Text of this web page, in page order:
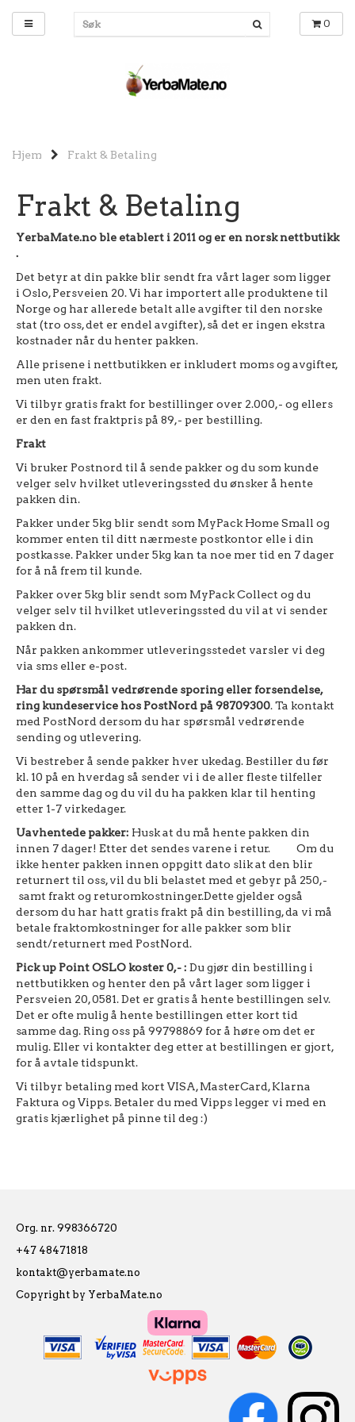
0
Hjem Frakt & Betaling
Frakt & Betaling
YerbaMate.no ble etablert i 2011 og er en norsk nettbutikk
.
Det betyr at din pakke blir sendt fra vårt lager som ligger
i Oslo, Persveien 20. Vi har importert alle produktene til
Norge og har allerede betalt alle avgifter til den norske
stat (tro oss, det er endel avgifter), så det er ingen ekstra
kostnader når du henter pakken.
Alle prisene i nettbutikken er inkludert moms og avgifter,
men uten frakt.
Vi tilbyr gratis frakt for bestillinger over 2.000,- og ellers
er den en fast fraktpris på 89,- per bestilling.
Frakt
Vi bruker Postnord til å sende pakker og du som kunde
velger selv hvilket utleveringssted du ønsker å hente
pakken din.
Pakker under 5kg blir sendt som MyPack Home Small og
kommer enten til ditt nærmeste postkontor elle i din
postkasse. Pakker under 5kg kan ta noe mer tid en 7 dager
for å nå frem til kunde.
Pakker over 5kg blir sendt som MyPack Collect og du
velger selv til hvilket utleveringssted du vil at vi sender
pakken dn.
Når pakken ankommer utleveringsstedet varsler vi deg
via sms eller e-post.
Har du spørsmål vedrørende sporing eller forsendelse,
ring kundeservice hos PostNord på 98709300. Ta kontakt
med PostNord dersom du har spørsmål vedrørende
sending og utlevering.
Vi bestreber å sende pakker hver ukedag. Bestiller du før
kl. 10 på en hverdag så sender vi i de aller fleste tilfeller
den samme dag og du vil du ha pakken klar til henting
etter 1-7 virkedager.
Uavhentede pakker: Husk at du må hente pakken din
innen 7 dager! Etter det sendes varene i retur. Om du
ikke henter pakken innen oppgitt dato slik at den blir
returnert til oss, vil du bli belastet med et gebyr på 250,-
samt frakt og returomkostninger.Dette gjelder også
dersom du har hatt gratis frakt på din bestilling, da vi må
betale fraktomkostninger for alle pakker som blir
sendt/returnert med PostNord.
Pick up Point OSLO koster 0,- : Du gjør din bestilling i
nettbutikken og henter den på vårt lager som ligger i
Persveien 20, 0581. Det er gratis å hente bestillingen selv.
Det er ofte mulig å hente bestillingen etter kort tid
samme dag. Ring oss på 99798869 for å høre om det er
mulig. Eller vi kontakter deg etter at bestillingen er gjort,
for å avtale tidspunkt.
Vi tilbyr betaling med kort VISA, MasterCard, Klarna
Faktura og Vipps. Betaler du med Vipps legger vi med en
gratis kjærlighet på pinne til deg :)
Org. nr. 998366720
+47 48471818
kontakt@yerbamate.no
Copyright by YerbaMate.no